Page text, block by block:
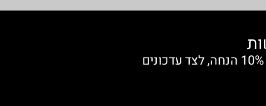
הצטרפי למועדון החברות וקבלי קופון 10% הנחה, לצד עדכונים